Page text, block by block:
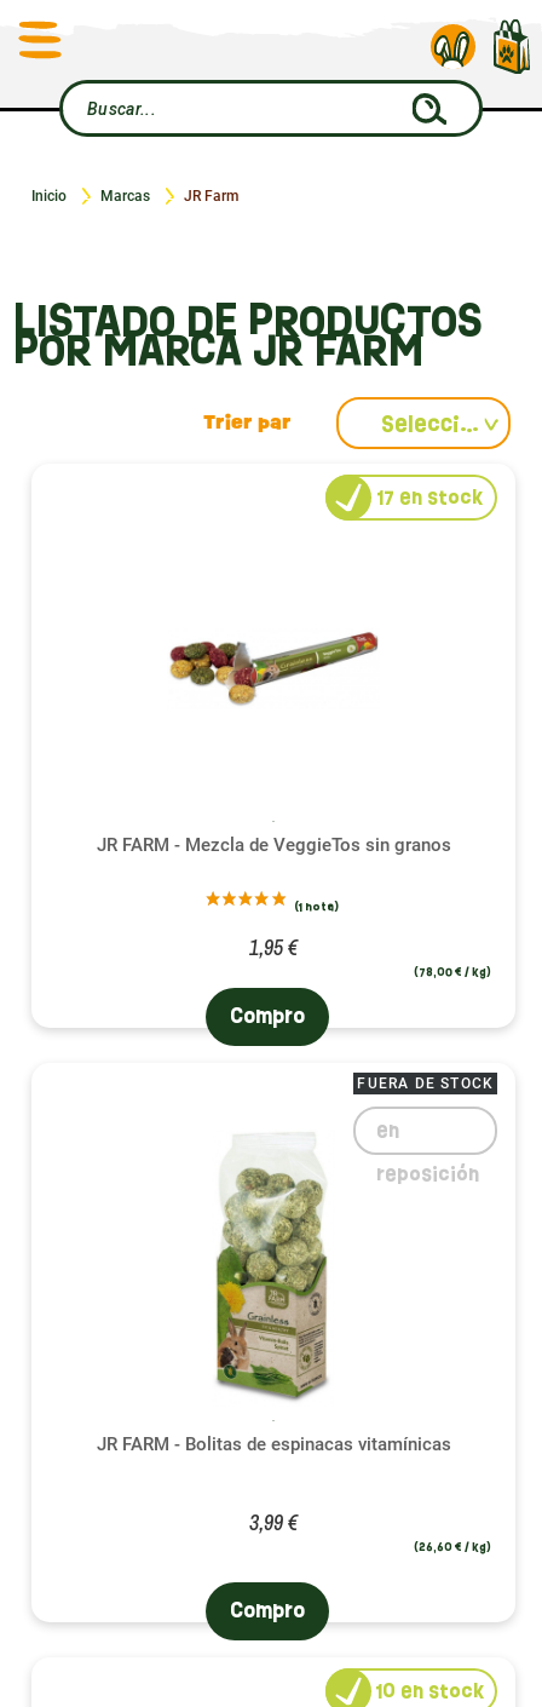
Inicio Marcas JR Farm
LISTADO DE PRODUCTOS
POR MARCA JR FARM
Seleccionar
JR FARM - Mezcla de VeggieTos sin granos
1,95 €
(78,00 € / kg)
17 en stock
Compro
JR FARM - Bolitas de espinacas vitamínicas
3,99 €
(26,60 € / kg)
FUERA DE STOCK
en
reposición
Compro
10 en stock